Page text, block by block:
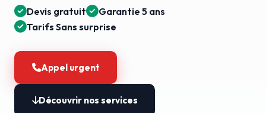
Devis gratuit
Garantie 5 ans
Tarifs Sans surprise
Appel urgent
Découvrir nos services